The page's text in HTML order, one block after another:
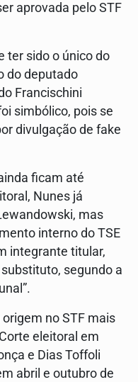
aprovada pelo STF
ter sido o único do
do deputado
Francischini
simbólico, pois se
divulgação de fake
ficam até
Nunes já
mas
interno do TSE
integrante titular,
segundo a
no STF mais
eleitoral em
e Dias Toffoli
abril e outubro de